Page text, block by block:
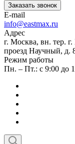
Заказать звонок
E-mail
info@eastmax.ru
Адрес
г. Москва, вн. тер.
проезд Научный, д.
Режим работы
Пн. – Пт.: с 9:00 до